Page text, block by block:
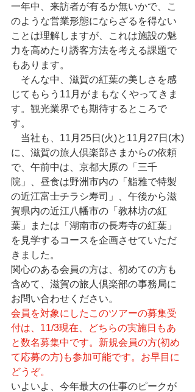
一年中、来訪者が有るか無いかで、こ
のような営業形態にならざるを得ない
ことは理解しますが、これは施設の魅
力を高めたり誘客方法を考える課題で
もあります。
そんな中、滋賀の紅葉の美しさを感
じてもらう11月がまもなくやってきま
す。観光業界でも期待するところで
す。
当社も、11月25日(火)と11月27日(木)
に、滋賀の旅人倶楽部さまからの依頼
で、午前中は、京都大原の「三千
院」、昼食は野洲市内の「鮨雅で特製
の近江富士チラシ寿司」、午後から滋
賀県内の近江八幡市の「教林坊の紅
葉」または「湖南市の長寿寺の紅葉」
を見学するコースを企画させていただ
きました。
関心のある会員の方は、初めての方も
含めて、滋賀の旅人倶楽部の事務局に
お問い合わせください。
会員を対象にしたこのツアーの募集受
付は、11/3現在、どちらの実施日もあ
と数名募集中です。新規会員の方(初め
て応募の方)も参加可能です。お早目に
どうぞ。
いよいよ、今年最大の仕事のピークが